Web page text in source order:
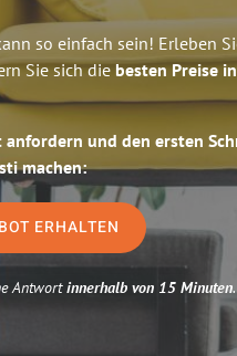
so einfach sein! Erleben
Sie sich die besten Preise
und den ersten
machen:
ERHALTEN
Antwortinnerhalb von 15 Minuten.